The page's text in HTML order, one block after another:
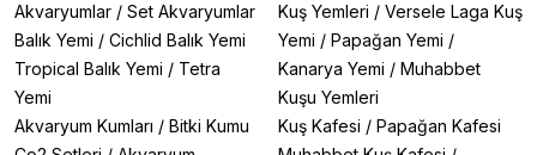
Akvaryumlar / Set Akvaryumlar
Balık Yemi / Cichlid Balık Yemi
Tropical Balık Yemi / Tetra
Yemi
Akvaryum Kumları / Bitki Kumu
Kuş Yemleri / Versele Laga Kuş
Yemi / Papağan Yemi /
Kanarya Yemi / Muhabbet
Kuşu Yemleri
Kuş Kafesi / Papağan Kafesi